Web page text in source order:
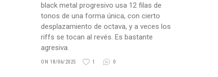
black metal progresivo usa 12 filas de
tonos de una forma única, con cierto
desplazamiento de octava, y a veces los
riffs se tocan al revés. Es bastante
agresiva.
ON 18/06/2025 1 0